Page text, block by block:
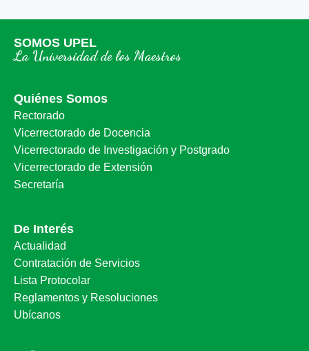
SOMOS UPEL
La Universidad de los Maestros
Quiénes Somos
Rectorado
Vicerrectorado de Docencia
Vicerrectorado de Investigación y Postgrado
Vicerrectorado de Extensión
Secretaría
De Interés
Actualidad
Contratación de Servicios
Lista Protocolar
Reglamentos y Resoluciones
Ubícanos